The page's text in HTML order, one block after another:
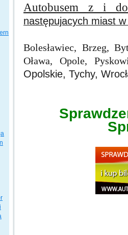
Autobusem z i
następujacych miast
Bolesławiec, Brzeg,
Oława, Opole,
Opolskie, Tychy,